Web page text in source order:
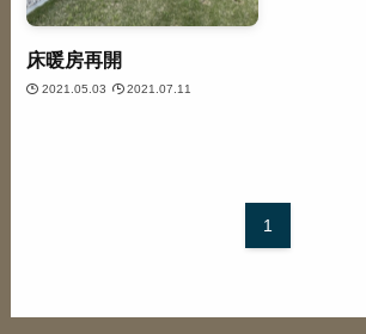
床暖房再開
2021.05.03 2021.07.11
1